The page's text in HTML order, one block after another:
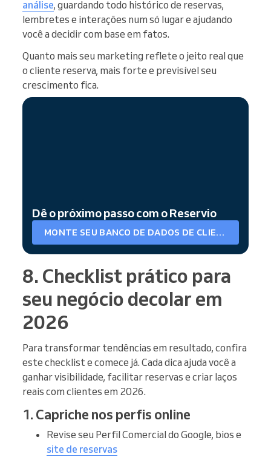
análise, guardando todo histórico de reservas,
lembretes e interações num só lugar e ajudando
você a decidir com base em fatos.
Quanto mais seu marketing reflete o jeito real que
o cliente reserva, mais forte e previsível seu
crescimento fica.
Dê o próximo passo com o Reservio
MONTE SEU BANCO DE DADOS DE CLIENTES
8. Checklist prático para
seu negócio decolar em
2026
Para transformar tendências em resultado, confira
este checklist e comece já. Cada dica ajuda você a
ganhar visibilidade, facilitar reservas e criar laços
reais com clientes em 2026.
1. Capriche nos perfis online
Revise seu Perfil Comercial do Google, bios e
site de reservas